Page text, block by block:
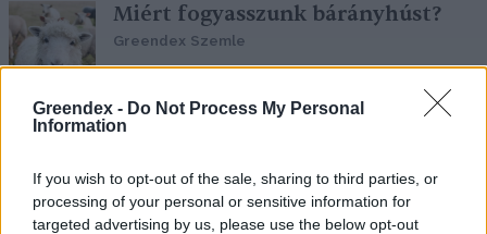
Greendex - Do Not Process My Personal
Information
If you wish to opt-out of the sale, sharing to third parties, or
processing of your personal or sensitive information for
targeted advertising by us, please use the below opt-out
Miért fogyasszunk bárányhúst?
Greendex Szemle
Debrecenben
Greendex Szemle